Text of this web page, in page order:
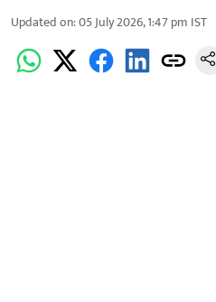
Updated on:05 July 2026, 1:47 pm IST